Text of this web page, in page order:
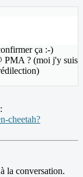
ça :-)
PMA ? (moi j'y suis
cheetah?
la conversation.